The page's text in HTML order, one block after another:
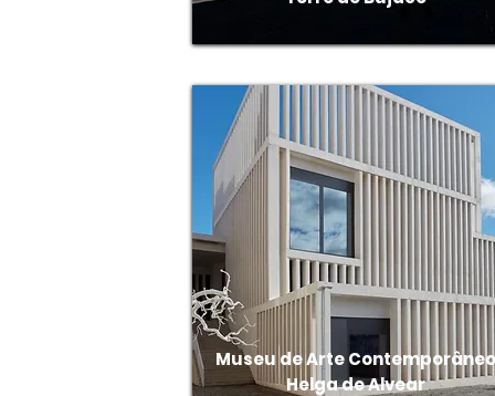
Museu de Arte Contemporâneo
Helga de Alvear